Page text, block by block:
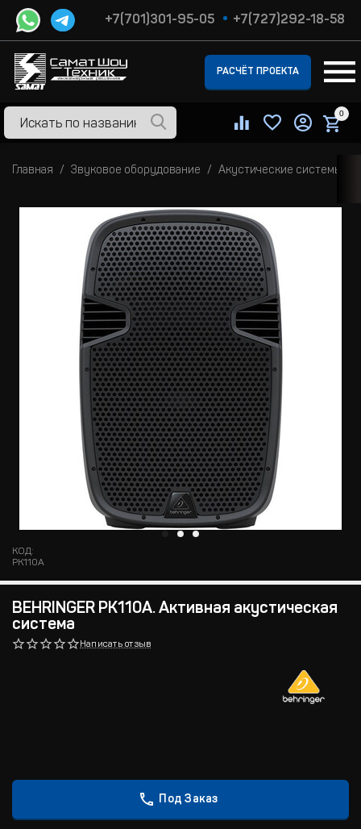
+7(701)301-95-05 +7(727)292-18-58
РАСЧЁТ ПРОЕКТА
0
Главная Звуковое оборудование Акустические системы
КОД:
PK110A
BEHRINGER PK110A. Активная акустическая
система
Написать отзыв
Под Заказ